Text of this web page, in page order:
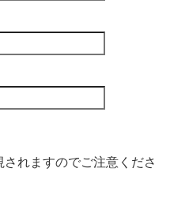
れますのでご注意くださ